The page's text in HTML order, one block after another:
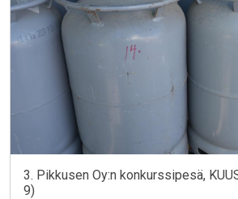
3. Pikkusen Oy:n konkurssipesä,
9)